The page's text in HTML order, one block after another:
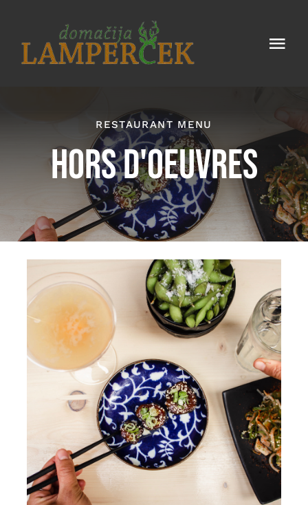
content
RESTAURANT MENU
HORS D'OEUVRES